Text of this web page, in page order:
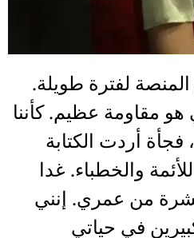
هو مقاومة عظيم. كأننا
فجأة أردت الكتابة
والخطباء. غدا
من عمري. إنني
في حياتي